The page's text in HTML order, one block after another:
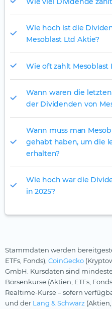
Wie hoch ist die
Mesoblast Ltd Aktie?
Wie oft zahlt Mesoblast
Wann waren die
der Dividenden von
Wann muss man
gehabt haben, um die
erhalten?
Wie hoch war die
in 2025?
Stammdaten werden
ETFs, Fonds), CoinGecko
GmbH. Kursdaten sind
Börsenkurse (Aktien, ETFs,
Realtime-Kurse – sofern
und der Lang & Schwarz